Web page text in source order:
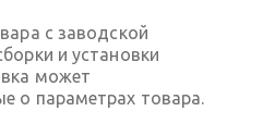
с заводской
и установки
может
о параметрах товара.